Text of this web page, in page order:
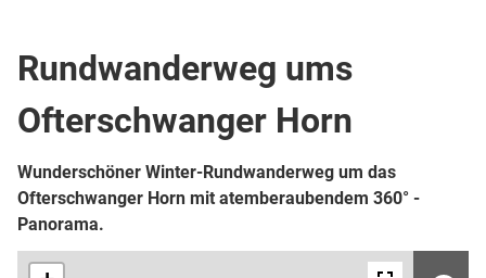
Rundwanderweg ums
Ofterschwanger Horn
Wunderschöner Winter-Rundwanderweg um das
Ofterschwanger Horn mit atemberaubendem 360° -
Panorama.